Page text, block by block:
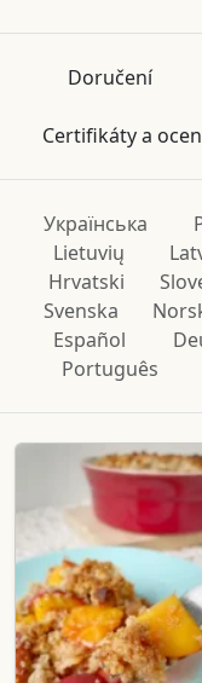
Doručení
Certifikáty a
Українська
Lietuvių
Hrvatski
Svenska
Español
Português